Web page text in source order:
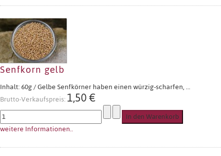
Senfkorn gelb
Inhalt: 60g / Gelbe Senfkörner haben einen würzig-scharfen, ...
Brutto-Verkaufspreis:1,50 €
weitere Informationen..